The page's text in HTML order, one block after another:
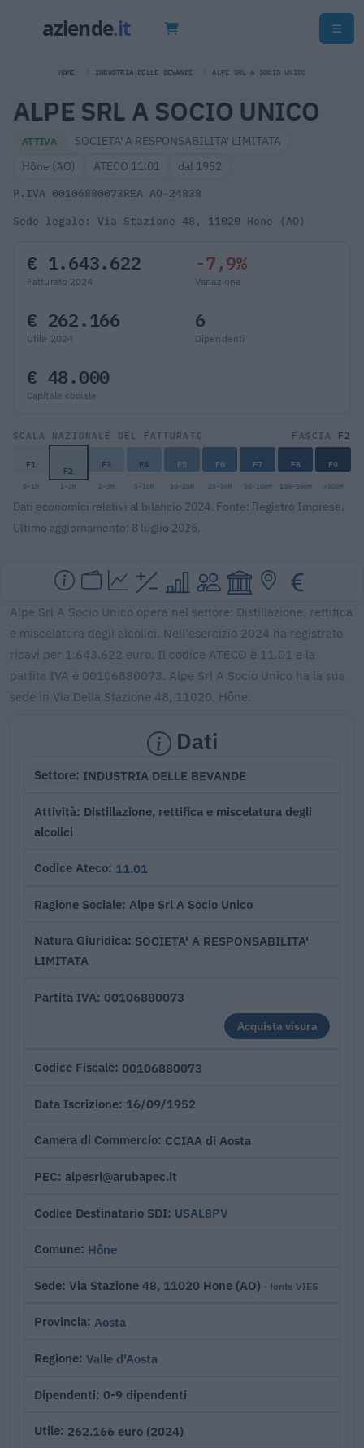
HOME INDUSTRIA DELLE BEVANDE ALPE SRL A SOCIO UNICO
ALPE SRL A SOCIO UNICO
ATTIVA
SOCIETA' A RESPONSABILITA' LIMITATA
Hône (AO)
ATECO 11.01 dal 1952
P.IVA 00106880073REA AO-24838
Sede legale: Via Stazione 48, 11020 Hone (AO)
€ 1.643.622
Fatturato 2024
-7,9%
Variazione
€ 262.166
Utile 2024
6
Dipendenti
€ 48.000
Capitale sociale
SCALA NAZIONALE DEL FATTURATO FASCIA F2
F1 F2 F3 F4 F5 F6 F7 F8 F9
0-1M 1-2M 2-5M 5-10M 10-25M 25-50M 50-100M 100-500M >500M
Dati economici relativi al bilancio 2024. Fonte: Registro Imprese.
Ultimo aggiornamento: 8 luglio 2026.
Alpe Srl A Socio Unico opera nel settore: Distillazione, rettifica
e miscelatura degli alcolici. Nell'esercizio 2024 ha registrato
ricavi per 1.643.622 euro. Il codice ATECO è 11.01 e la
partita IVA è 00106880073. Alpe Srl A Socio Unico ha la sua
sede in Via Della Stazione 48, 11020, Hône.
Dati
Settore INDUSTRIA DELLE BEVANDE
Attività Distillazione, rettifica e miscelatura degli
alcolici
Codice Ateco 11.01
Ragione Sociale Alpe Srl A Socio Unico
Natura Giuridica SOCIETA' A RESPONSABILITA'
LIMITATA
Partita IVA 00106880073
Acquista visura
Codice Fiscale 00106880073
Data Iscrizione 16/09/1952
Camera di Commercio CCIAA di Aosta
PEC alpesrl@arubapec.it
Codice Destinatario SDI USAL8PV
Comune Hône
Sede Via Stazione 48, 11020 Hone (AO) · fonte VIES
Provincia Aosta
Regione Valle d'Aosta
Dipendenti 0-9 dipendenti
Utile 262.166 euro (2024)